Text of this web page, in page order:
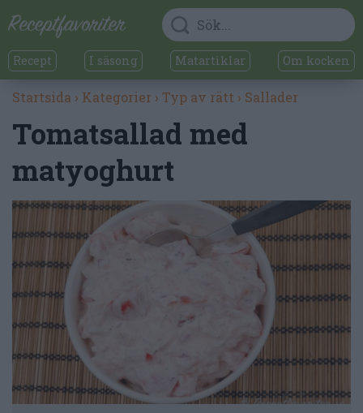
Recept I säsong Matartiklar Om kocken
Startsida › Kategorier › Typ av rätt › Sallader
Tomatsallad med
matyoghurt